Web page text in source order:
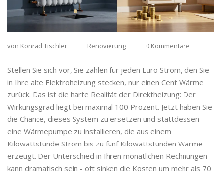
von Konrad Tischler Renovierung 0 Kommentare
Stellen Sie sich vor, Sie zahlen für jeden Euro Strom, den Sie
in Ihre alte Elektroheizung stecken, nur einen Cent Wärme
zurück. Das ist die harte Realität der Direktheizung: Der
Wirkungsgrad liegt bei maximal 100 Prozent. Jetzt haben Sie
die Chance, dieses System zu ersetzen und stattdessen
eine Wärmepumpe zu installieren, die aus einem
Kilowattstunde Strom bis zu fünf Kilowattstunden Wärme
erzeugt. Der Unterschied in Ihren monatlichen Rechnungen
kann dramatisch sein - oft sinken die Kosten um mehr als 70